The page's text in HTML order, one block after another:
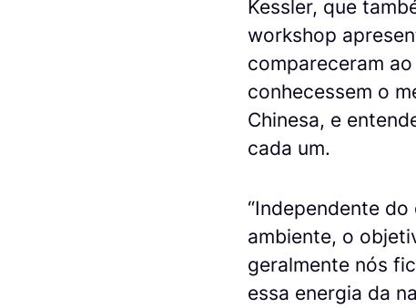
Kessler, que
workshop
compareceram
conhecessem o
Chinesa, e
cada um.
“Independente
ambiente, o
geralmente nós
essa energia da